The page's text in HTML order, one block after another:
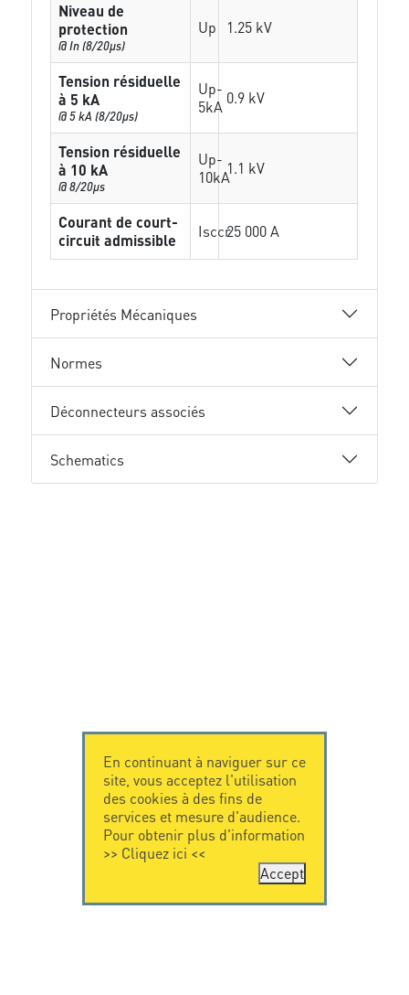
Niveau de
protection
@ In (8/20µs)
Up 1.25 kV
Tension résiduelle
à 5 kA
@ 5 kA (8/20µs)
Up-
5kA 0.9 kV
Tension résiduelle
à 10 kA
@ 8/20µs
Up-
10kA1.1 kV
Courant de court-
circuit admissible
Isccr25 000 A
Propriétés Mécaniques
Normes
Déconnecteurs associés
Schematics
En continuant à naviguer sur ce
site, vous acceptez l'utilisation
des cookies à des fins de
services et mesure d'audience.
Pour obtenir plus d'information
>> Cliquez ici <<
Accept